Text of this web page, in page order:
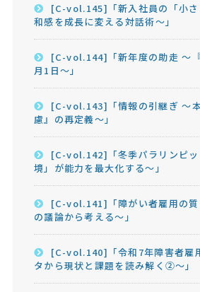
[C-vol.145]「新入社員の「小さ
和感を成長に変える対話術～」
[C-vol.144]「新年度の助走 ～
月1日～」
[C-vol.143]「情報の引継ぎ ～
慮』の再定義～」
[C-vol.142]「冬季パラリンピッ
境」が能力を最大化する～」
[C-vol.141]「障がい者雇用の質
の議論から考える～」
[C-vol.140]「令和7年障害者雇
タから現状と課題を読み解く②～」